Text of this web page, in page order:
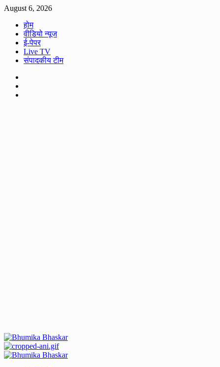
Skip
content
August 6, 2026
होम
वीडियो न्यूज
ई-पेपर
Live TV
संपादकीय टीम
Primary